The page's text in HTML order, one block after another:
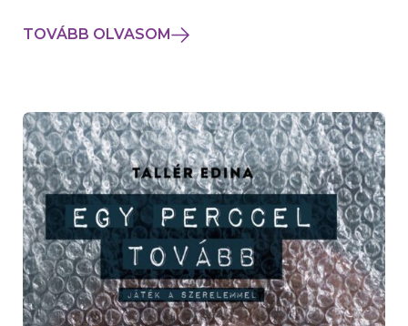
TOVÁBB OLVASOM